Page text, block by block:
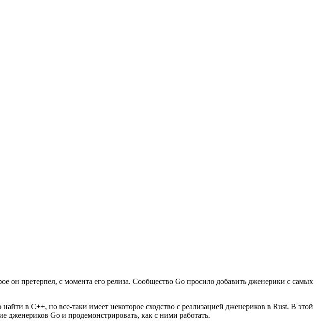
он претерпел, с момента его релиза. Сообщество Go просило добавить дженерики с самых
в C++, но все-таки имеет некоторое сходство с реализацией дженериков в Rust. В этой
Go и продемонстрировать, как с ними работать.